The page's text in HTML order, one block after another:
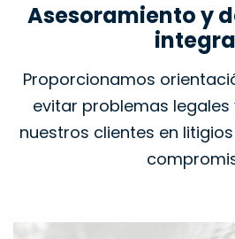
Asesoramiento y
Proporcionamos
evitar problemas
nuestros clientes en